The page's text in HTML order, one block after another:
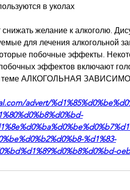
в уколах
снижать желание к алкоголю.
для лечения алкогольной
побочные эффекты.
эффектов включают
теме АЛКОГОЛЬНАЯ
advert/
%d1%83-